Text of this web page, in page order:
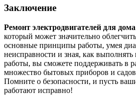
Заключение
Ремонт электродвигателей для
который может значительно
основные принципы работы, умея
неисправности и зная, как
работы, вы сможете поддерживать в
множество бытовых приборов и
Помните о безопасности, и пусть
работают исправно!